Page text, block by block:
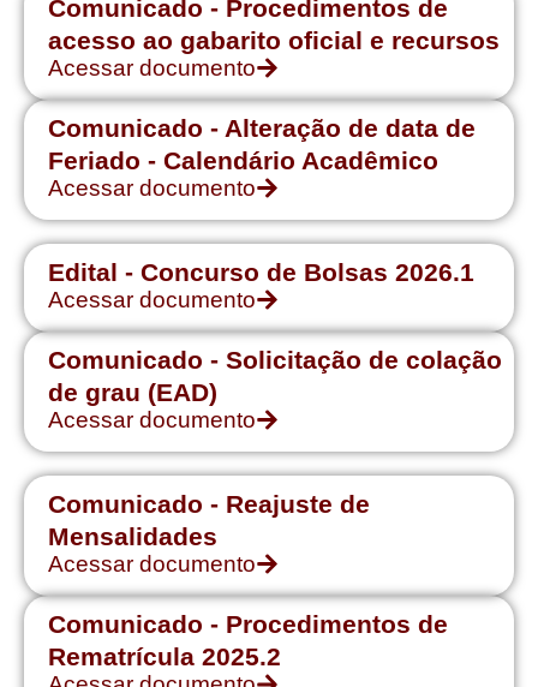
Comunicado - Procedimentos de
acesso ao gabarito oficial e recursos
Acessar documento
Comunicado - Alteração de data de
Feriado - Calendário Acadêmico
Acessar documento
Edital - Concurso de Bolsas 2026.1
Acessar documento
Comunicado - Solicitação de colação
de grau (EAD)
Acessar documento
Comunicado - Reajuste de
Mensalidades
Acessar documento
Comunicado - Procedimentos de
Rematrícula 2025.2